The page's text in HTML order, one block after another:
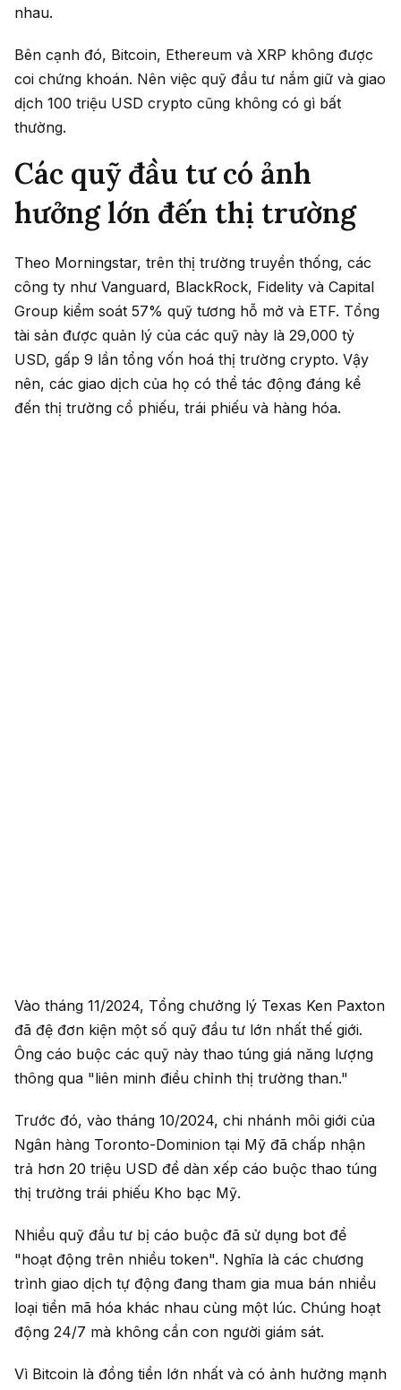
nhau.
Bên cạnh đó, Bitcoin, Ethereum và XRP không được
coi chứng khoán. Nên việc quỹ đầu tư nắm giữ và giao
dịch 100 triệu USD crypto cũng không có gì bất
thường.
Các quỹ đầu tư có ảnh
hưởng lớn đến thị trường
Theo Morningstar, trên thị trường truyền thống, các
công ty như Vanguard, BlackRock, Fidelity và Capital
Group kiểm soát 57% quỹ tương hỗ mở và ETF. Tổng
tài sản được quản lý của các quỹ này là 29,000 tỷ
USD, gấp 9 lần tổng vốn hoá thị trường crypto. Vậy
nên, các giao dịch của họ có thể tác động đáng kể
đến thị trường cổ phiếu, trái phiếu và hàng hóa.
Vào tháng 11/2024, Tổng chưởng lý Texas Ken Paxton
đã đệ đơn kiện một số quỹ đầu tư lớn nhất thế giới.
Ông cáo buộc các quỹ này thao túng giá năng lượng
thông qua "liên minh điều chỉnh thị trường than."
Trước đó, vào tháng 10/2024, chi nhánh môi giới của
Ngân hàng Toronto-Dominion tại Mỹ đã chấp nhận
trả hơn 20 triệu USD để dàn xếp cáo buộc thao túng
thị trường trái phiếu Kho bạc Mỹ.
Nhiều quỹ đầu tư bị cáo buộc đã sử dụng bot để
"hoạt động trên nhiều token". Nghĩa là các chương
trình giao dịch tự động đang tham gia mua bán nhiều
loại tiền mã hóa khác nhau cùng một lúc. Chúng hoạt
động 24/7 mà không cần con người giám sát.
Vì Bitcoin là đồng tiền lớn nhất và có ảnh hưởng mạnh